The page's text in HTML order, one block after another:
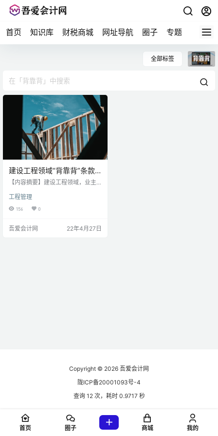
首页 知识库 财税商城 网址导航 圈子 专题 会计问
全部标签 背靠背
建设工程领域“背靠背”条款
的解释、适用问题探究 ——
争议案件为例
【内容摘要】建设工程领域，业主
经常出现，这也让总包施工单位头
疼不已。为此，“背靠背”条款则颇受
背”条款，以此降低自身的资金成
工程管理
156 0
吾爱会计网 22年4月27日
Copyright © 2026 吾爱会计网
陇ICP备20001093号-4
查询 12 次，耗时 0.9717 秒
首页 圈子 商城 我的